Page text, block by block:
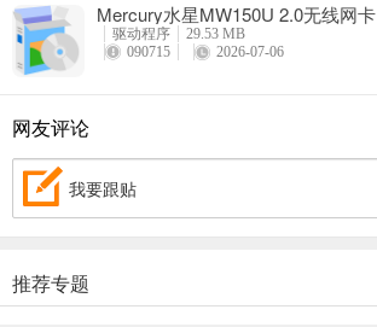
Mercury水星MW150U 2.0无线网卡
驱动程序
29.53 MB
090715
2026-07-06
网友评论
我要跟贴
推荐专题